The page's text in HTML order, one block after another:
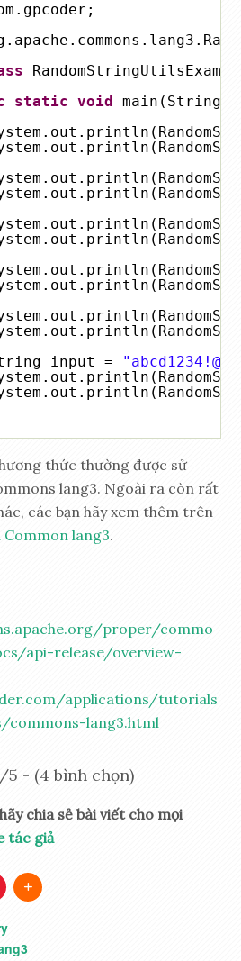
static void
input =
thức thường được sử
lang3. Ngoài ra còn rất
các bạn hãy xem thêm trên
lang3.
proper/commo
api-release/overview-
applications/tutorials
lang3.html
5 - (4 bình chọn)
chia sẻ bài viết cho mọi
tác giả